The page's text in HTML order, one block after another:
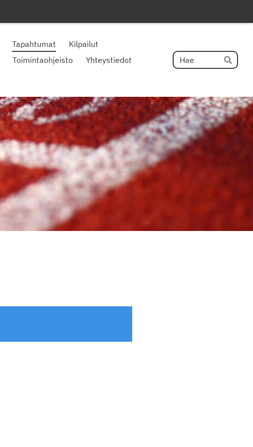
Tapahtumat
Kilpailut
Toimintaohjeisto
Yhteystiedot
Hae